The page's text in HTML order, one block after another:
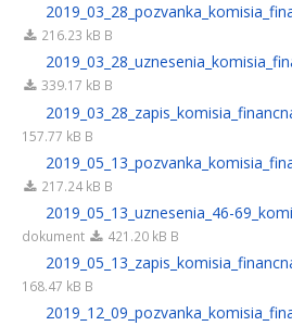
216.23 kB B
339.17 kB B
157.77 kB B
217.24 kB B
2019_05_13_uznesenia_46-
dokument
421.20 kB B
168.47 kB B